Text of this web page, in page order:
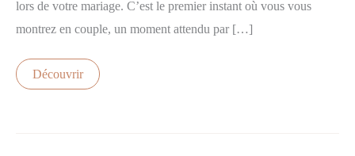
lors de votre mariage. C’est le premier instant où vous vous
montrez en couple, un moment attendu par […]
Découvrir